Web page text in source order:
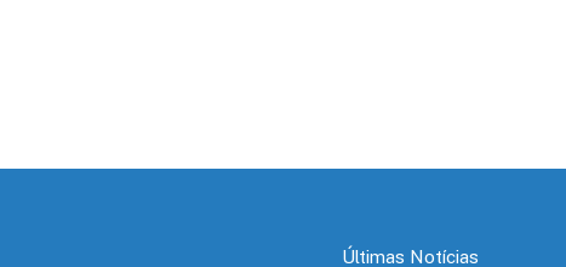
Últimas Notícias